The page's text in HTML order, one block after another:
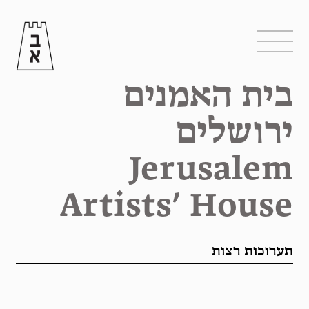
בית האמנים
ירושלים
Jerusalem
Artists’ House
תערוכות רצות